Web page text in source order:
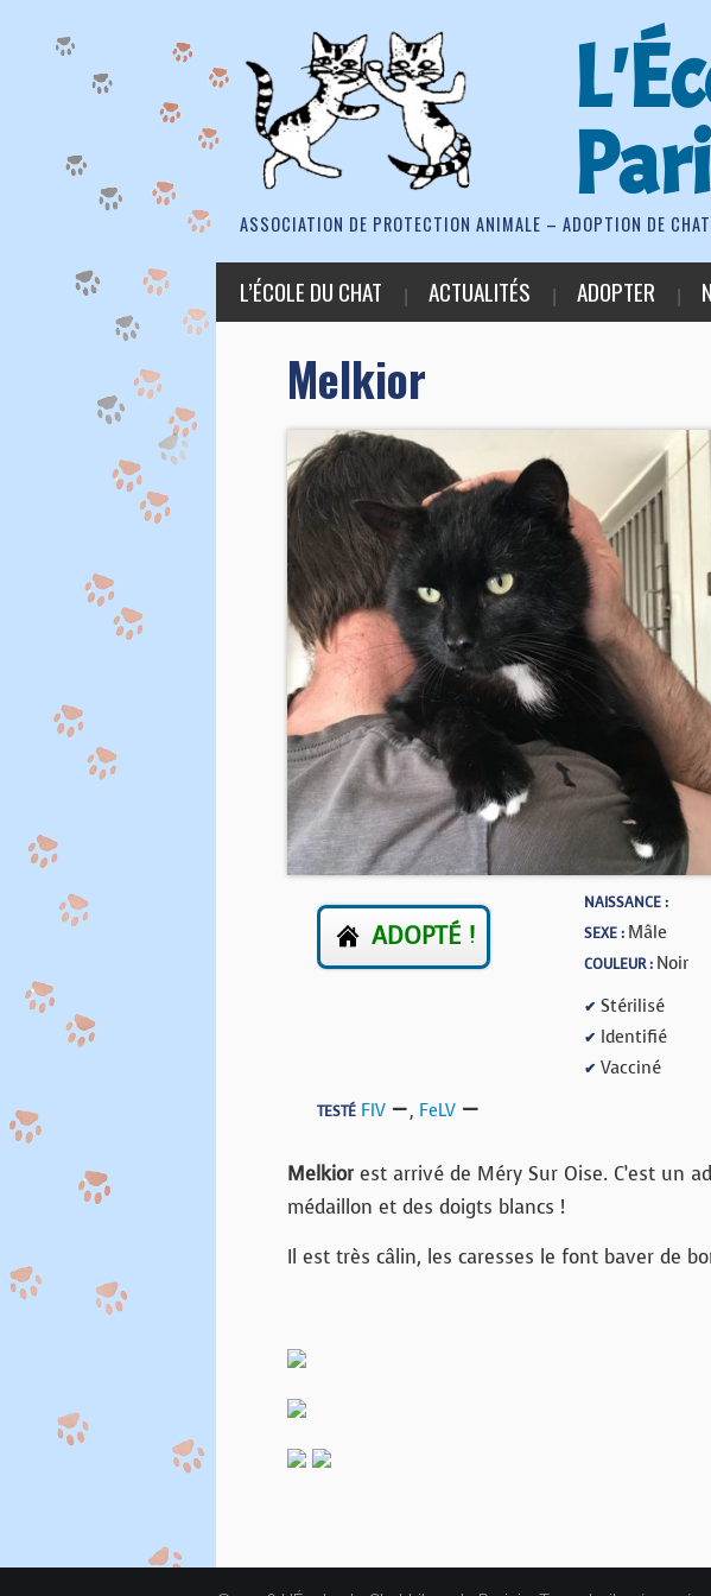
ASSOCIATION DE PROTECTION ANIMALE – ADOPTION DE
L’ÉCOLE DU CHAT ACTUALITÉS ADOPTER
Melkior
ADOPTÉ !
NAISSANCE :
SEXE : Mâle
COULEUR : Noir
✔ Stérilisé
✔ Identifié
✔ Vacciné
TESTÉ FIV , FeLV
Melkior est arrivé de Méry Sur Oise. C’est un
médaillon et des doigts blancs !
Il est très câlin, les caresses le font baver de